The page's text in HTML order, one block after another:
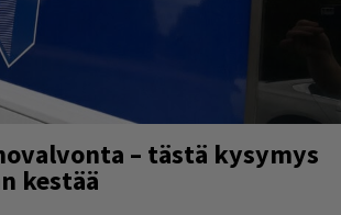
– tästä kysymys
kestää